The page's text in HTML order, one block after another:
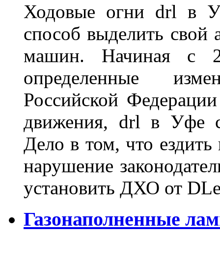
Ходовые огни drl в
способ выделить свой
машин. Начиная с
определенные
Российской
движения, drl в Уфе
Дело в том, что
нарушение
установить ДХО от
Газонаполненные